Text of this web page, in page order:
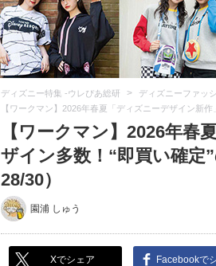
ディズニー特集 -ウレぴあ総研 > ディズニーファッ
【ワークマン】2026年春夏「ディズニーデザイン新
【ワークマン】2026年春
ザイン多数！“即買い確定
28/30）
園浦 しゅう
Xでシェア Facebookで